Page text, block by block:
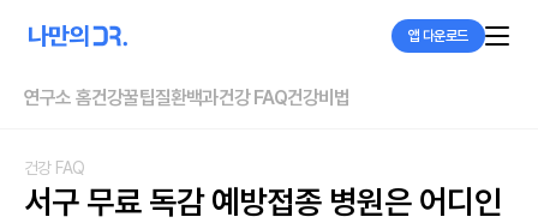
앱 다운로드
연구소 홈건강꿀팁질환백과건강 FAQ건강비법
건강 FAQ
서구 무료 독감 예방접종 병원은 어디인